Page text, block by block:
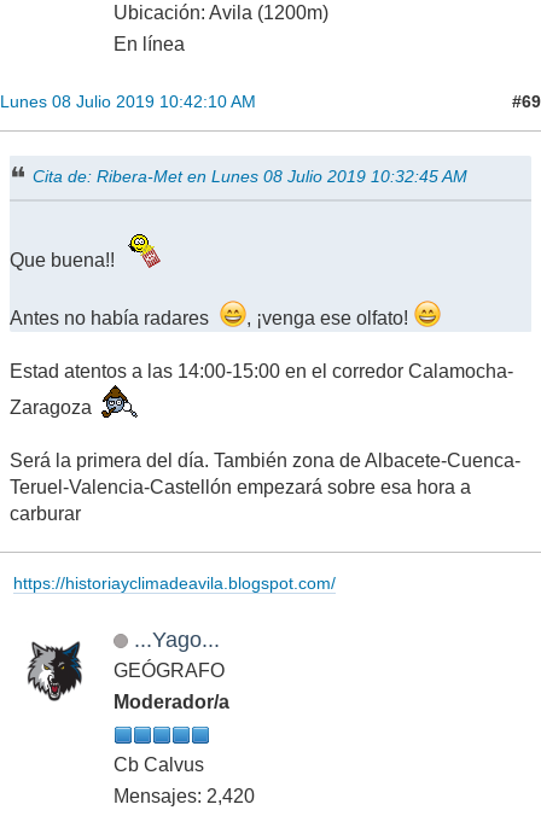
Ubicación: Avila (1200m)
En línea
Lunes 08 Julio 2019 10:42:10 AM #69
Cita de: Ribera-Met en Lunes 08 Julio 2019 10:32:45 AM
Que buena!!
Antes no había radares , ¡venga ese olfato!
Estad atentos a las 14:00-15:00 en el corredor Calamocha-
Zaragoza
Será la primera del día. También zona de Albacete-Cuenca-
Teruel-Valencia-Castellón empezará sobre esa hora a
carburar
https://historiayclimadeavila.blogspot.com/
...Yago...
GEÓGRAFO
Moderador/a
Cb Calvus
Mensajes: 2,420